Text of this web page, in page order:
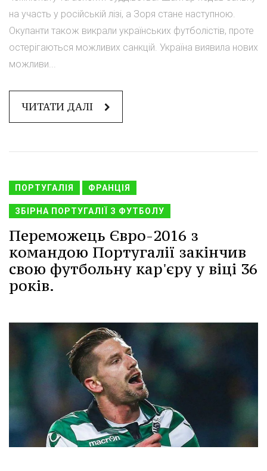
на участь у російській лізі, а Зоря стане наступною.
Окупанти також викрали українських футболістів, проте
остерігаються можливих санкцій. Україна виявила нових
можливи...
ЧИТАТИ ДАЛІ
ПОРТУГАЛІЯ ФРАНЦІЯ
ЗБІРНА ПОРТУГАЛІЇ З ФУТБОЛУ
Переможець Євро-2016 з
командою Португалії закінчив
свою футбольну кар'єру у віці 36
років.